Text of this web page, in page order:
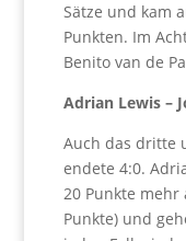
Sätze und kam
Punkten. Im
Benito van de
Adrian Lewis –
Auch das dritte
endete 4:0.
20 Punkte mehr
Punkte) und